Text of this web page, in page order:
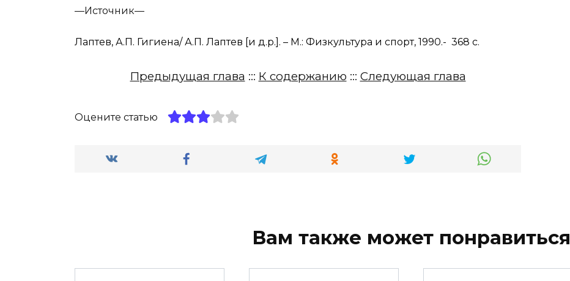
—Источник—
Лаптев, А.П. Гигиена/ А.П. Лаптев [и д.р.]. – М.: Физкультура и спорт, 1990.- 368 с.
Предыдущая глава ::: К содержанию ::: Следующая глава
Оцените статью
Вам также может понравиться